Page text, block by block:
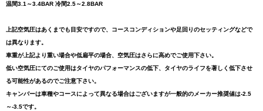
温間3.1～3.4BAR 冷間2.5～2.8BAR
上記空気圧はあくまでも目安ですので、コースコンディションや足回りのセッティングなどで
は異なります。
車重が上記より重い場合や低扁平の場合、空気圧はさらに高めでご使用下さい。
低い空気圧にてのご使用はタイヤのパフォーマンスの低下、タイヤのライフを著しく低下させ
る可能性があるのでご注意下さい。
キャンバーは車種やコースによって異なる場合はございますが一般的のメーカー推奨値は-2.5
～-3.5です。